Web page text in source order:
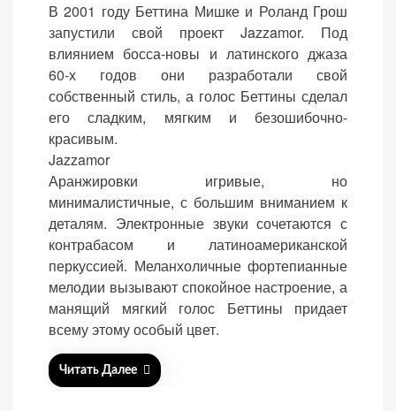
s
t
e
d
o
n
В 2001 году Беттина Мишке и Роланд Грош
запустили свой проект Jazzamor. Под
влиянием босса-новы и латинского джаза
60-х годов они разработали свой
собственный стиль, а голос Беттины сделал
его сладким, мягким и безошибочно-
красивым.
Jazzamor
Аранжировки игривые, но
минималистичные, с большим вниманием к
деталям. Электронные звуки сочетаются с
контрабасом и латиноамериканской
перкуссией. Меланхоличные фортепианные
мелодии вызывают спокойное настроение, а
манящий мягкий голос Беттины придает
всему этому особый цвет.
Читать Далее